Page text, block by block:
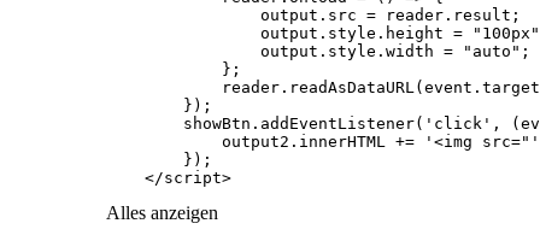
    </script>
Alles anzeigen